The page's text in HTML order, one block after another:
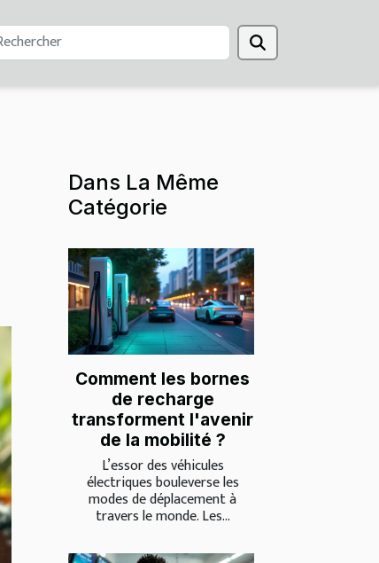
Dans La Même
Catégorie
Comment les bornes
de recharge
transforment l'avenir
de la mobilité ?
L’essor des véhicules
électriques bouleverse les
modes de déplacement à
travers le monde. Les...